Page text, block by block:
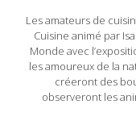
Les amateurs de
Cuisine animé par
Monde avec
les amoureux de la
créeront des
observeront les